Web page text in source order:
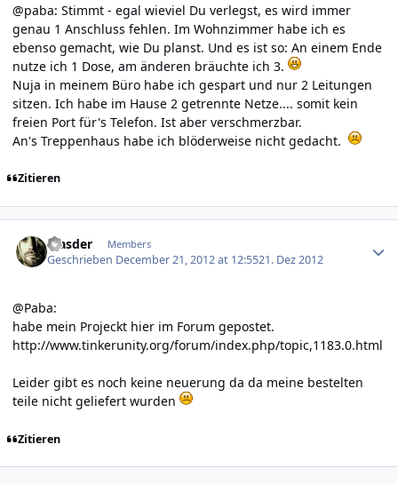
@paba: Stimmt - egal wieviel Du verlegst, es wird immer
genau 1 Anschluss fehlen. Im Wohnzimmer habe ich es
ebenso gemacht, wie Du planst. Und es ist so: An einem Ende
nutze ich 1 Dose, am änderen bräuchte ich 3.
Nuja in meinem Büro habe ich gespart und nur 2 Leitungen
sitzen. Ich habe im Hause 2 getrennte Netze.... somit kein
freien Port für's Telefon. Ist aber verschmerzbar.
An's Treppenhaus habe ich blöderweise nicht gedacht.
Zitieren
Masder Members
Geschrieben December 21, 2012 at 12:5521. Dez 2012
@Paba:
habe mein Projeckt hier im Forum gepostet.
http://www.tinkerunity.org/forum/index.php/topic,1183.0.html
Leider gibt es noch keine neuerung da da meine bestelten
teile nicht geliefert wurden
Zitieren